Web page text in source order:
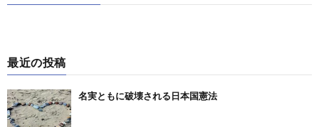
最近の投稿
名実ともに破壊される日本国憲法